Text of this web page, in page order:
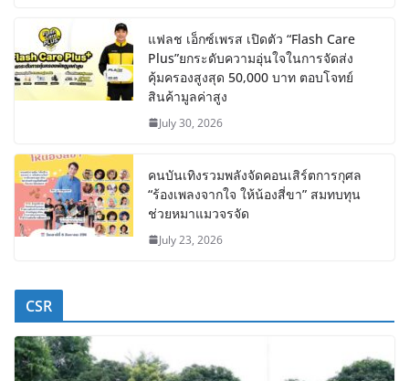
แฟลช เอ็กซ์เพรส เปิดตัว “Flash Care
Plus”ยกระดับความอุ่นใจในการจัดส่ง
คุ้มครองสูงสุด 50,000 บาท ตอบโจทย์
สินค้ามูลค่าสูง
July 30, 2026
คนบันเทิงรวมพลังจัดคอนเสิร์ตการกุศล
“ร้องเพลงจากใจ ให้น้องสี่ขา” สมทบทุน
ช่วยหมาแมวจรจัด
July 23, 2026
CSR